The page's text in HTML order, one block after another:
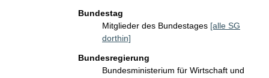
Bundestag
Mitglieder des Bundestages [alle SG
dorthin]
Bundesregierung
Bundesministerium für Wirtschaft und